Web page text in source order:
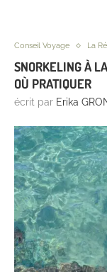
Conseil Voyage La
SNORKELING À
OÙ PRATIQUER
écrit par Erika